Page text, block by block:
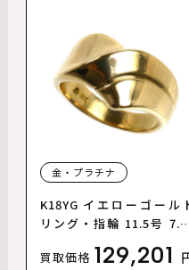
金・プラチナ
K18YG イエローゴール
リング・指輪 11.5号
買取価格 129,201